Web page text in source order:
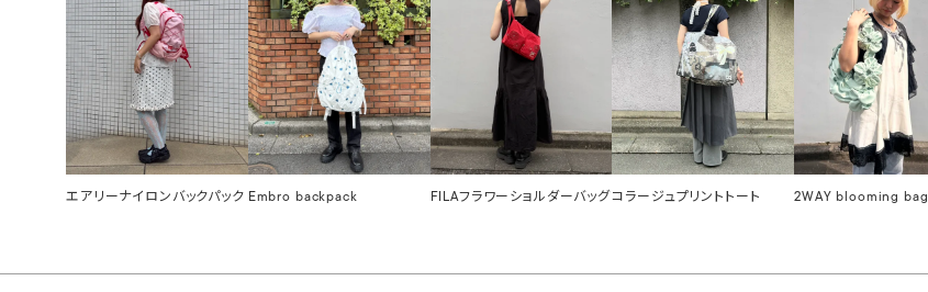
エアリーナイロンバックパック Embro backpack FILAフラワーショルダーバッグ コラージュプリントトート 2WAY blooming bag